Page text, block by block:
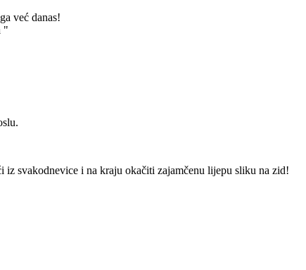
već danas!
"
iz svakodnevice i na kraju okačiti zajamčenu lijepu sliku na zid!